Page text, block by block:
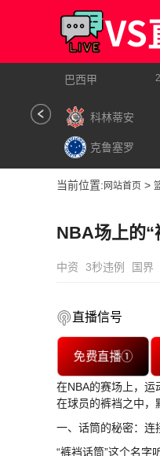
巴西甲
科林蒂安
克鲁塞罗
当前位置: 网站首页 >
NBA场上的“
中资 3秒违例 国界
直播信号
免费直播①
在NBA的赛场上，
在球员的裤裆之中，
一、话筒的秘密：连
“裤裆话筒”这个名